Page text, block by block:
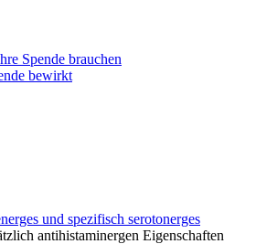
Spende brauchen
bewirkt
und spezifisch serotonerges
antihistaminergen Eigenschaften